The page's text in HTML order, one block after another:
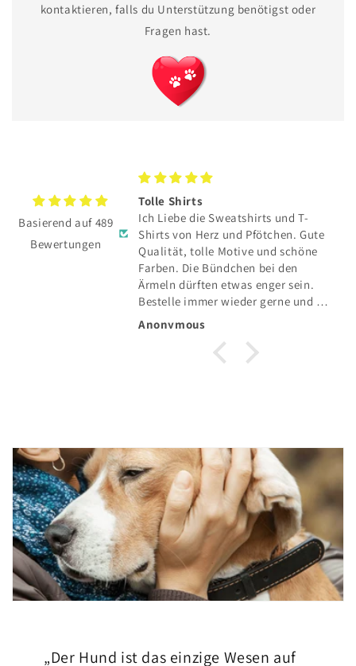
kontaktieren, falls du Unterstützung benötigst oder
Fragen hast.
Basierend auf 489
Bewertungen
hat sich total
Tolle Shirts
Ich Liebe die Sweatshirts und T-
Shirts von Herz und Pfötchen. Gute
Qualität, tolle Motive und schöne
Farben. Die Bündchen bei den
Ärmeln dürften etwas enger sein.
Bestelle immer wieder gerne und die
Lieferung in die Schweiz klappt auch
Anonymous
„Der Hund ist das einzige Wesen auf